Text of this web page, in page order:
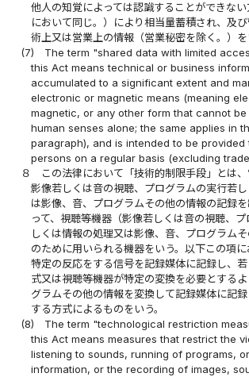
他人の知覚によっては認識することができな
において同じ。）により相当量蓄積され、及
術上又は営業上の情報（営業秘密を除く。）を
(7)
The term "shared data with limited
this Act means technical or business
accumulated to a significant extent and
electronic or magnetic means (meaning
magnetic, or any other form that cannot
human senses alone; the same applies in
paragraph), and is intended to be
persons on a regular basis (excluding
８
この法律において「技術的制限手段」とは
影像若しくは音の視聴、プログラムの実行若
は影像、音、プログラムその他の情報の記録
って、視聴等機器（影像若しくは音の視聴、
しくは情報の処理又は影像、音、プログラム
のために用いられる機器をいう。以下この項
特定の反応をする信号を記録媒体に記録し、
式又は視聴等機器が特定の変換を必要とする
グラムその他の情報を変換して記録媒体に記
する方式によるものをいう。
(8)
The term "technological restriction
this Act means measures that restrict the
listening to sounds, running of programs,
information, or the recording of images,